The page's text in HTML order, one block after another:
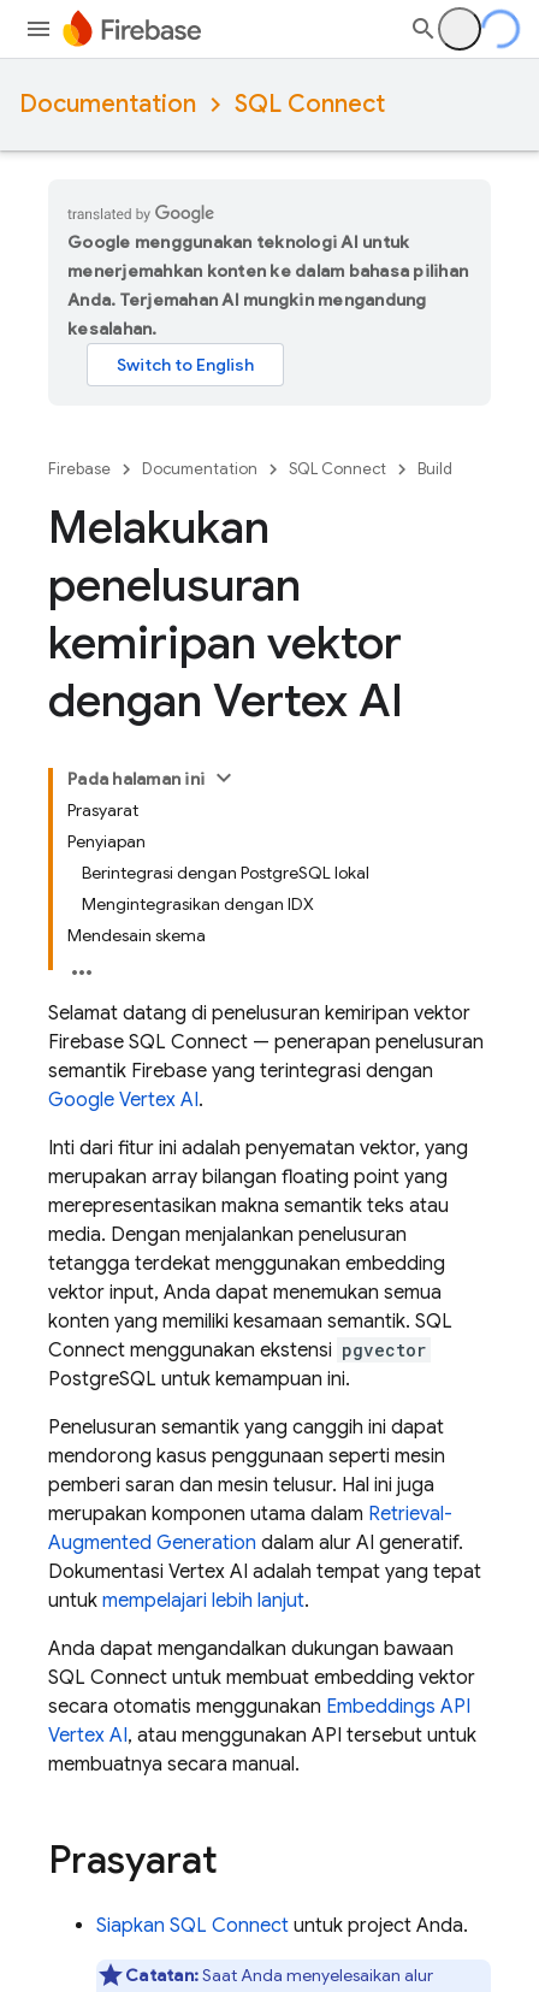
Documentation SQL Connect
Google menggunakan teknologi AI untuk
menerjemahkan konten ke dalam bahasa pilihan
Anda. Terjemahan AI mungkin mengandung
kesalahan.
Firebase Documentation SQL Connect Build
Melakukan
penelusuran
kemiripan vektor
dengan Vertex AI
Pada halaman ini
Prasyarat
Penyiapan
Berintegrasi dengan PostgreSQL lokal
Mengintegrasikan dengan IDX
Mendesain skema
Selamat datang di penelusuran kemiripan vektor
Firebase SQL Connect — penerapan penelusuran
semantik Firebase yang terintegrasi dengan
Google Vertex AI.
Inti dari fitur ini adalah penyematan vektor, yang
merupakan array bilangan floating point yang
merepresentasikan makna semantik teks atau
media. Dengan menjalankan penelusuran
tetangga terdekat menggunakan embedding
vektor input, Anda dapat menemukan semua
konten yang memiliki kesamaan semantik. SQL
Connect menggunakan ekstensi pgvector
PostgreSQL untuk kemampuan ini.
Penelusuran semantik yang canggih ini dapat
mendorong kasus penggunaan seperti mesin
pemberi saran dan mesin telusur. Hal ini juga
merupakan komponen utama dalam Retrieval-
Augmented Generation dalam alur AI generatif.
Dokumentasi Vertex AI adalah tempat yang tepat
untuk mempelajari lebih lanjut.
Anda dapat mengandalkan dukungan bawaan
SQL Connect untuk membuat embedding vektor
secara otomatis menggunakan Embeddings API
Vertex AI, atau menggunakan API tersebut untuk
membuatnya secara manual.
Prasyarat
Siapkan SQL Connect untuk project Anda.
Catatan:Saat Anda menyelesaikan alur